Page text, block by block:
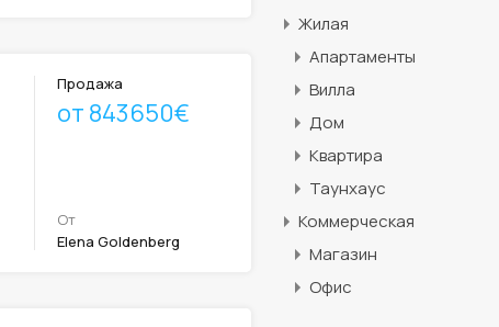
Продажа
от 843650€
От
Elena Goldenberg
Жилая
Апартаменты
Вилла
Дом
Квартира
Таунхаус
Коммерческая
Магазин
Офис